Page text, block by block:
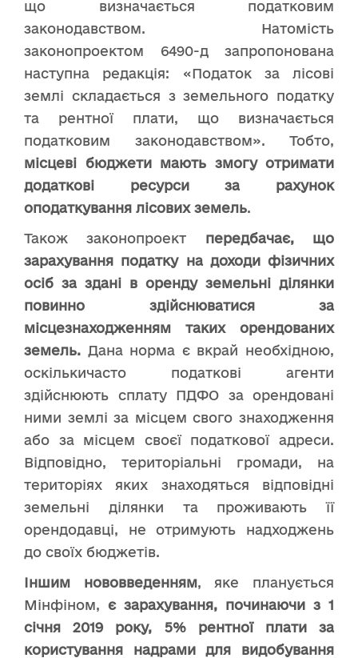
що визначається податковим
законодавством. Натомість
законопроектом 6490-д запропонована
наступна редакція: «Податок за лісові
землі складається з земельного податку
та рентної плати, що визначається
податковим законодавством». Тобто,
місцеві бюджети мають змогу отримати
додаткові ресурси за рахунок
оподаткування лісових земель.
Також законопроект передбачає, що
зарахування податку на доходи фізичних
осіб за здані в оренду земельні ділянки
повинно здійснюватися за
місцезнаходженням таких орендованих
земель. Дана норма є вкрай необхідною,
оскількичасто податкові агенти
здійснюють сплату ПДФО за орендовані
ними землі за місцем свого знаходження
або за місцем своєї податкової адреси.
Відповідно, територіальні громади, на
територіях яких знаходяться відповідні
земельні ділянки та проживають її
орендодавці, не отримують надходжень
до своїх бюджетів.
Іншим нововведенням, яке планується
Мінфіном, є зарахування, починаючи з 1
січня 2019 року, 5% рентної плати за
користування надрами для видобування